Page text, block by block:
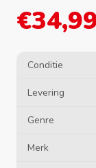
Conditie
Levering
Genre
Merk